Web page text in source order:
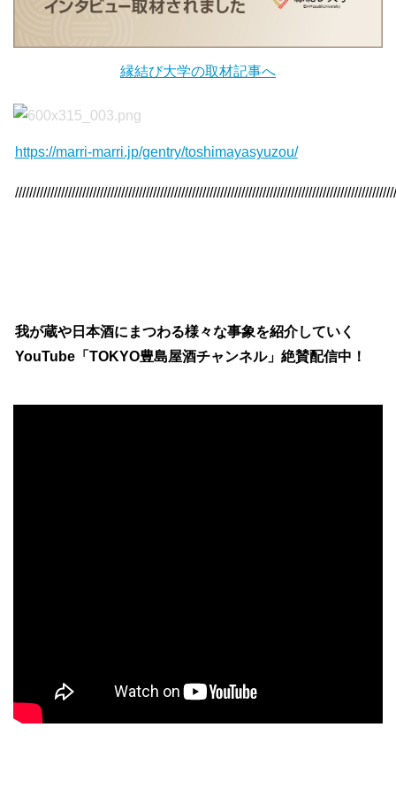
縁結び大学の取材記事へ
https://marri-marri.jp/gentry/toshimayasyuzou/
我が蔵や日本酒にまつわる様々な事象を紹介していく
YouTube「TOKYO豊島屋酒チャンネル」絶賛配信中！